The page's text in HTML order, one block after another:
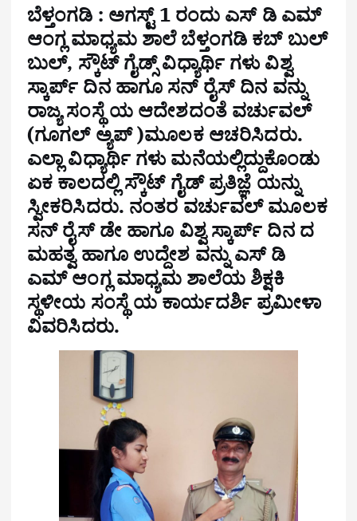
ಬೆಳ್ತಂಗಡಿ : ಅಗಸ್ಟ್ 1 ರಂದು ಎಸ್ ಡಿ ಎಮ್
ಆಂಗ್ಲ ಮಾಧ್ಯಮ ಶಾಲೆ ಬೆಳ್ತಂಗಡಿ ಕಬ್ ಬುಲ್
ಬುಲ್, ಸ್ಕೌಟ್ ಗೈಡ್ಸ್ ವಿಧ್ಯಾರ್ಥಿ ಗಳು ವಿಶ್ವ
ಸ್ಕಾರ್ಪ್ ದಿನ ಹಾಗೂ ಸನ್ ರೈಸ್ ದಿನ ವನ್ನು
ರಾಜ್ಯ ಸಂಸ್ಥೆ ಯ ಆದೇಶದಂತೆ ವರ್ಚುವಲ್
(ಗೂಗಲ್ ಅ್ಯಪ್ )ಮೂಲಕ ಆಚರಿಸಿದರು.
ಎಲ್ಲಾ ವಿಧ್ಯಾರ್ಥಿ ಗಳು ಮನೆಯಲ್ಲಿದ್ದುಕೊಂಡು
ಏಕ ಕಾಲದಲ್ಲಿ ಸ್ಕೌಟ್ ಗೈಡ್ ಪ್ರತಿಜ್ಞೆ ಯನ್ನು
ಸ್ವೀಕರಿಸಿದರು. ನಂತರ ವರ್ಚುವಲ್ ಮೂಲಕ
ಸನ್ ರೈಸ್ ಡೇ ಹಾಗೂ ವಿಶ್ವ ಸ್ಕಾರ್ಪ್ ದಿನ ದ
ಮಹತ್ವ ಹಾಗೂ ಉದ್ದೇಶ ವನ್ನು ಎಸ್ ಡಿ
ಎಮ್ ಆಂಗ್ಲ ಮಾಧ್ಯಮ ಶಾಲೆಯ ಶಿಕ್ಷಕಿ
ಸ್ಥಳೀಯ ಸಂಸ್ಥೆ ಯ ಕಾರ್ಯದರ್ಶಿ ಪ್ರಮೀಳಾ
ವಿವರಿಸಿದರು.